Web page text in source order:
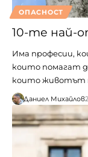
ОПАСНОСТ
10-те най-
Има професии,
които помагат
които животът
Даниел Михайлов